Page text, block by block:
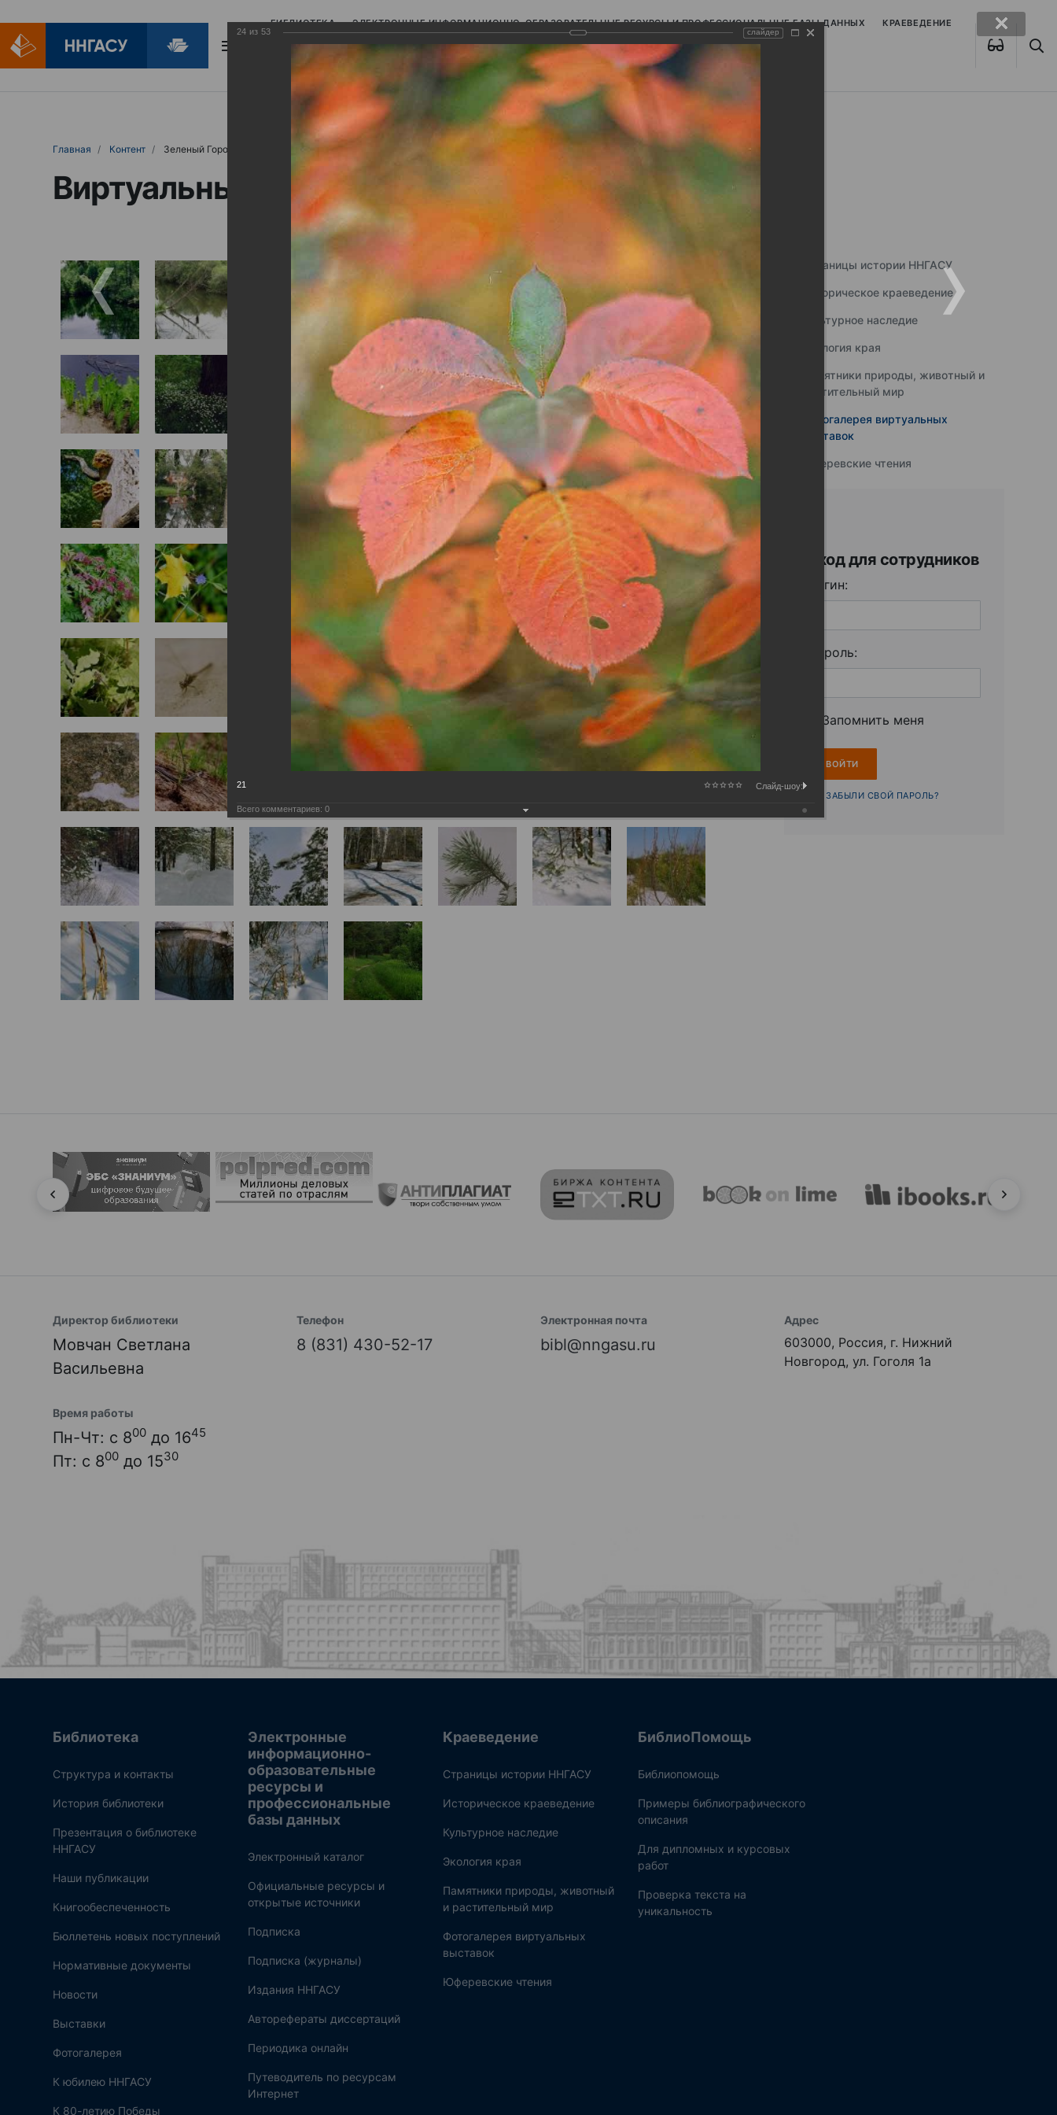
БИБЛИОТЕКА ЭЛЕКТРОННЫЕ ИНФОРМАЦИОННО-ОБРАЗОВАТЕЛЬНЫЕ РЕСУРСЫ И ПРОФЕССИОНАЛЬНЫЕ БАЗЫ ДАННЫХ КРАЕВЕДЕНИЕ
БИБЛИОПОМОЩЬ
Главная Контент Зеленый Город
Виртуальные выставки (фотоальбомы)
Страницы истории ННГАСУ
Историческое краеведение
Культурное наследие
Экология края
Памятники природы, животный и
растительный мир
Фотогалерея виртуальных
выставок
Юферевские чтения
Вход для сотрудников
Логин:
Пароль:
Запомнить меня
ЗАБЫЛИ СВОЙ ПАРОЛЬ?
Директор библиотеки
Мовчан Светлана
Васильевна
Телефон
8 (831) 430-52-17
Электронная почта
bibl@nngasu.ru
Адрес
603000, Россия, г. Нижний
Новгород, ул. Гоголя 1а
Время работы
Пн-Чт: с 800 до 1645
Пт: с 800 до 1530
Библиотека
Структура и контакты
История библиотеки
Презентация о библиотеке
ННГАСУ
Наши публикации
Книгообеспеченность
Бюллетень новых поступлений
Нормативные документы
Новости
Выставки
Фотогалерея
К юбилею ННГАСУ
К 80-летию Победы
Электронные
информационно-
образовательные
ресурсы и
профессиональные
базы данных
Электронный каталог
Официальные ресурсы и
открытые источники
Подписка
Подписка (журналы)
Издания ННГАСУ
Авторефераты диссертаций
Периодика онлайн
Путеводитель по ресурсам
Интернет
Краеведение
Страницы истории ННГАСУ
Историческое краеведение
Культурное наследие
Экология края
Памятники природы, животный
и растительный мир
Фотогалерея виртуальных
выставок
Юферевские чтения
БиблиоПомощь
Библиопомощь
Примеры библиографического
описания
Для дипломных и курсовых
работ
Проверка текста на
уникальность
24 из 53 слайдер
21 Слайд-шоу:
Всего комментариев: 0